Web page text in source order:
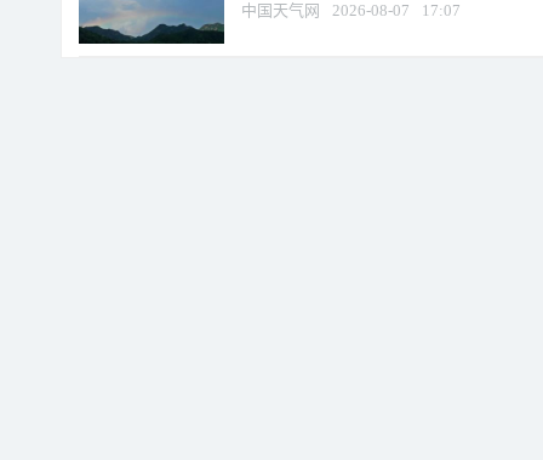
中国天气网 2026-08-07 17:07